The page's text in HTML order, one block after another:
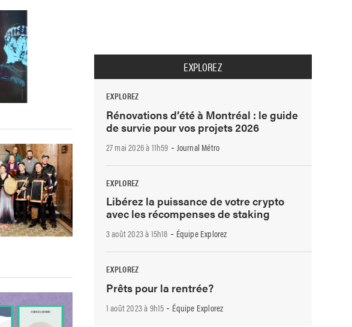
EXPLOREZ
EXPLOREZ
Rénovations d’été à Montréal : le guide
de survie pour vos projets 2026
27 mai 2026 à 11h59 - Journal Métro
EXPLOREZ
Libérez la puissance de votre crypto
avec les récompenses de staking
3 août 2023 à 15h18 - Équipe Explorez
EXPLOREZ
Prêts pour la rentrée?
1 août 2023 à 9h15 - Équipe Explorez